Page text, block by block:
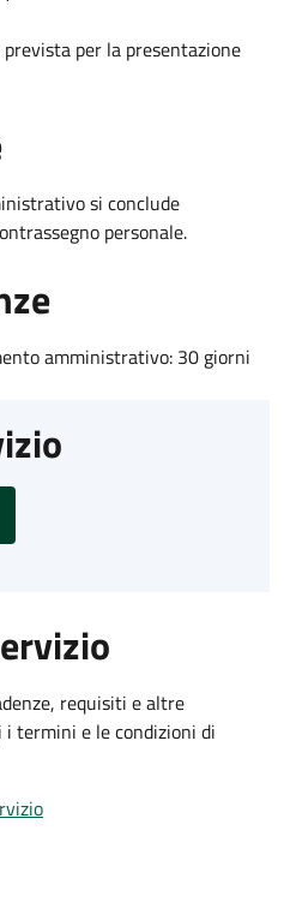
per la presentazione
si conclude
personale.
amministrativo: 30 giorni
requisiti e altre
termini e le condizioni di